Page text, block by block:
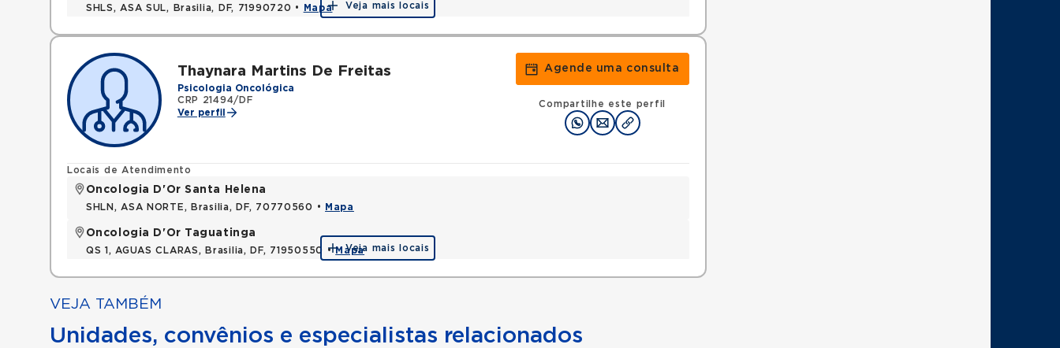
SHLS, ASA SUL, Brasilia, DF, 71990720 • Mapa Veja mais locais
Thaynara Martins De Freitas
Psicologia Oncológica
CRP 21494/DF
Ver perfil
Agende uma consulta
Compartilhe este perfil
Locais de Atendimento
Oncologia D'Or Santa Helena
SHLN, ASA NORTE, Brasilia, DF, 70770560 • Mapa
Oncologia D'Or Taguatinga
QS 1, AGUAS CLARAS, Brasilia, DF, 71950550 •Mapa
Veja mais locais
VEJA TAMBÉM
Unidades, convênios e especialistas relacionados